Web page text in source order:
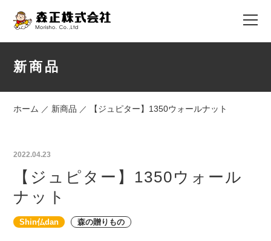
新商品
ホーム ／ 新商品 ／ 【ジュピター】1350ウォールナット
2022.04.23
【ジュピター】1350ウォール
ナット
Shin仏dan 森の贈りもの